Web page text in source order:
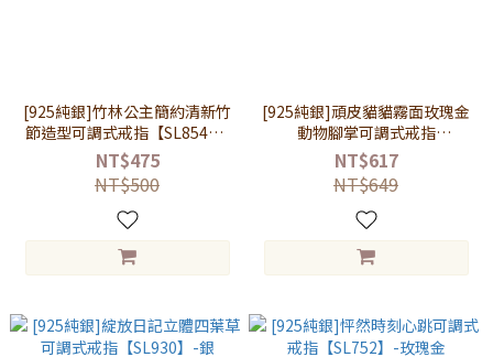
[925純銀]竹林公主簡約清新竹
節造型可調式戒指【SL854】-
玫瑰金
NT$475
NT$500
[925純銀]頑皮貓貓霧面玫瑰金
動物腳掌可調式戒指
【SL872】-玫瑰金
NT$617
NT$649